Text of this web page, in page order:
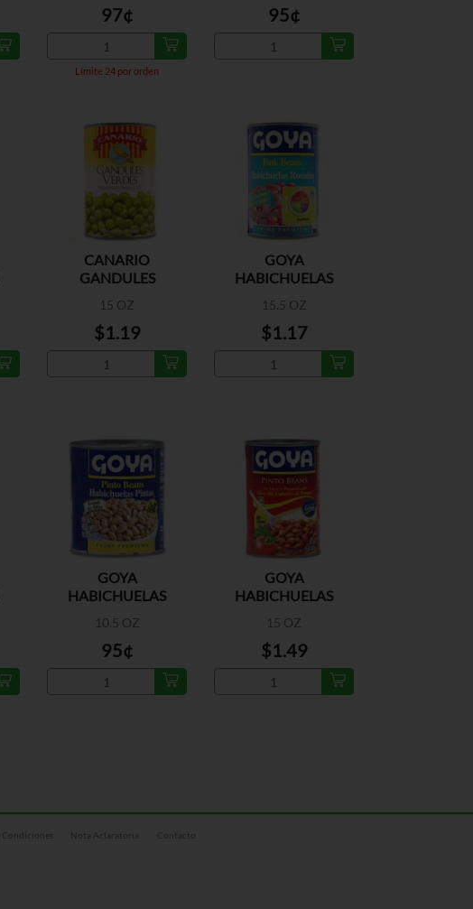
Límite 24 por orden
97¢ 95¢
CANARIO
GANDULES
15 OZ
$1.19
GOYA
HABICHUELAS
SODIO
15.5 OZ
$1.17
GOYA
HABICHUELAS
SAL
10.5 OZ
95¢
GOYA
HABICHUELAS
15 OZ
$1.49
Nota Aclaratoria Contacto